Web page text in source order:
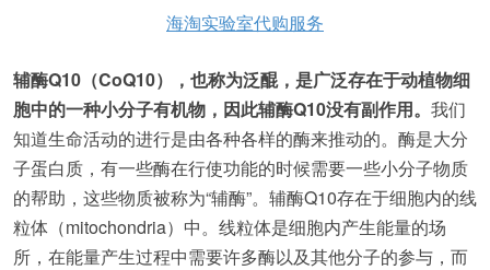
海淘实验室代购服务
辅酶Q10（CoQ10），也称为泛醌，是广泛存在于动植物细
胞中的一种小分子有机物，因此辅酶Q10没有副作用。 我们
知道生命活动的进行是由各种各样的酶来推动的。酶是大分
子蛋白质，有一些酶在行使功能的时候需要一些小分子物质
的帮助，这些物质被称为“辅酶”。辅酶Q10存在于细胞内的线
粒体（mitochondria）中。线粒体是细胞内产生能量的场
所，在能量产生过程中需要许多酶以及其他分子的参与，而